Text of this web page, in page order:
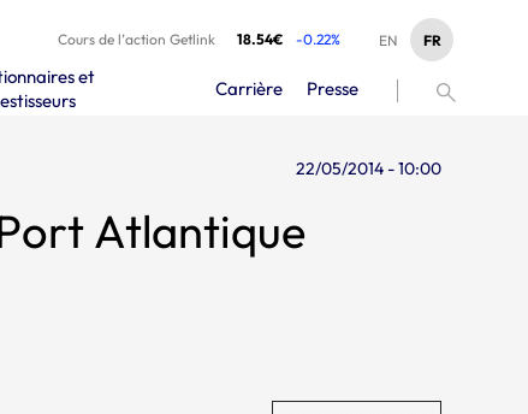
Cours de l’action Getlink 18.54€ -0.22% FR
EN
et
Carrière Presse
22/05/2014 - 10:00
Atlantique